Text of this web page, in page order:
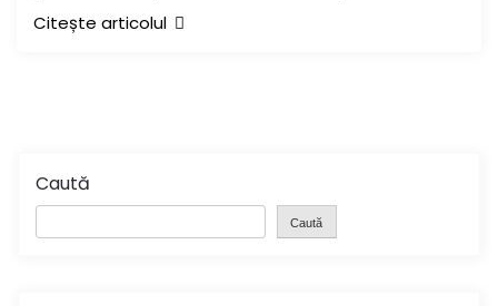
Citește articolul
Caută
Caută